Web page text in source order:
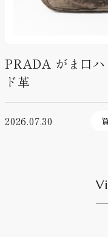
PRADA がま口
ド革
2026.07.30